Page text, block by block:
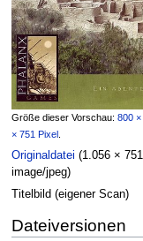
Größe dieser Vorschau: 800 ×
× 751 Pixel.
Originaldatei (1.056 ×
image/jpeg)
Titelbild (eigener Scan)
Dateiversionen